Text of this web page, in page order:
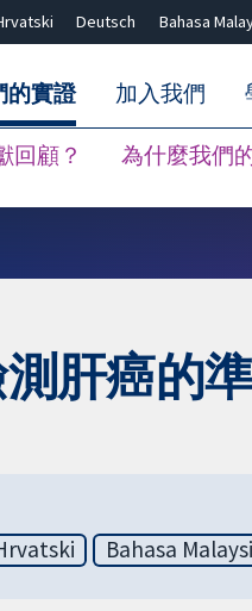
Deutsch Bahasa
的實證
回顧？ 為什麼我們
加入我們
肝癌的
Bahasa